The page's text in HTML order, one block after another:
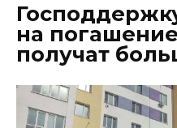
на
получат